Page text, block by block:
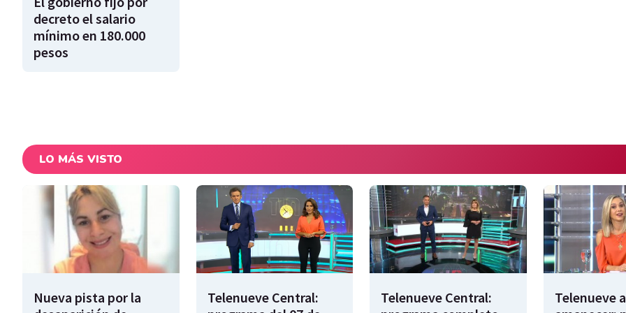
decreto el salario
mínimo en 180.000
pesos
LO MÁS VISTO
Nueva pista por la
Telenueve Central:
Telenueve Central:
Telenueve